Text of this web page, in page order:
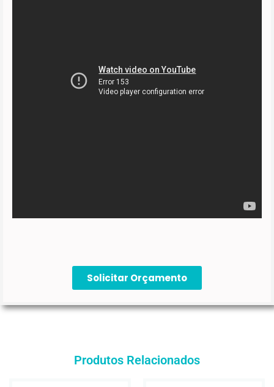
Solicitar Orçamento
Produtos Relacionados